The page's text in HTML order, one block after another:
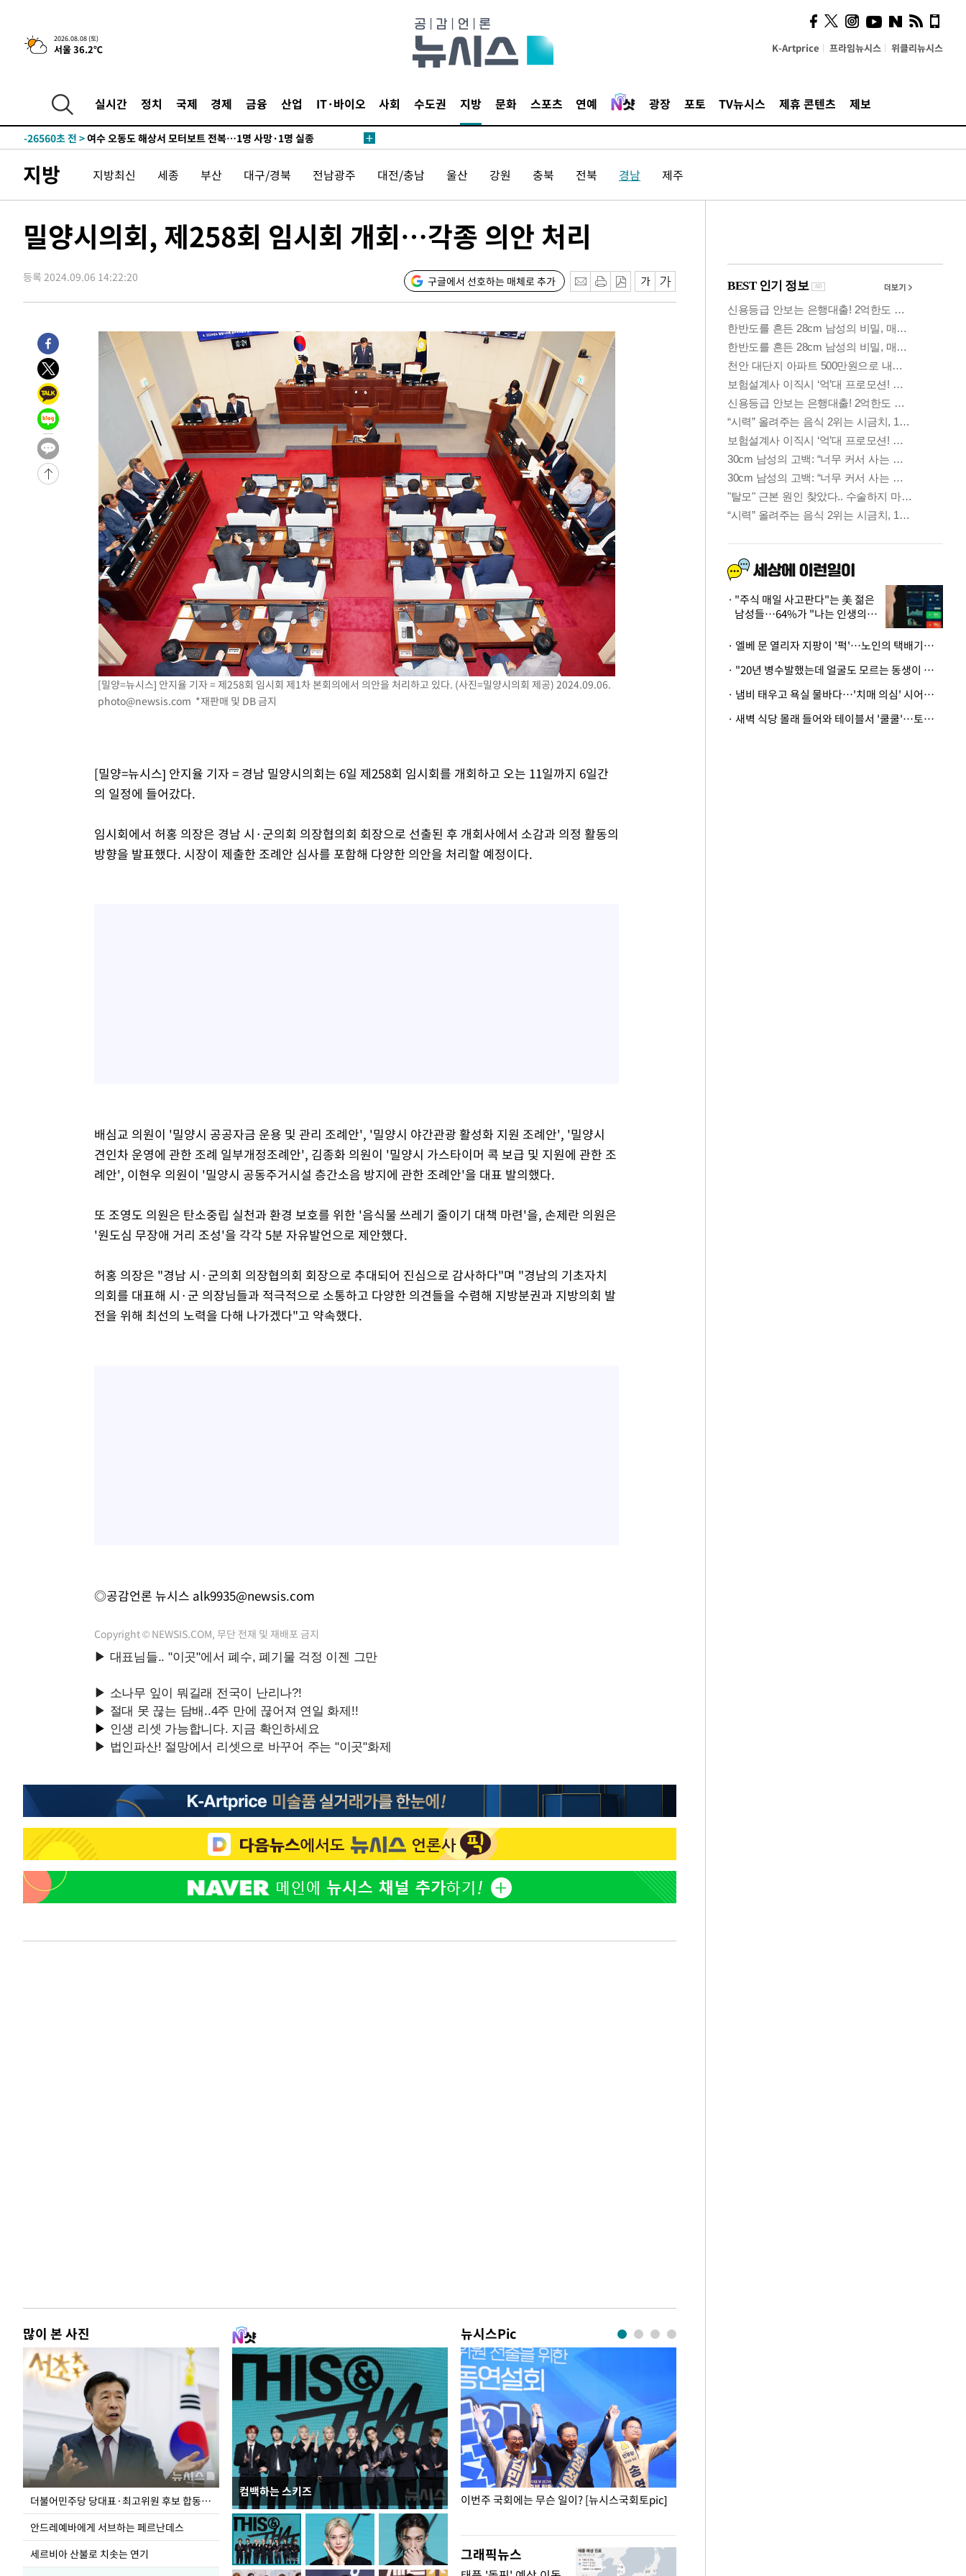
2026.08.08 (토)
서울 36.2℃ K-Artprice 프라임뉴시스 위클리뉴시스
실시간 정치 국제 경제 금융 산업 IT·바이오 사회 수도권 지방 문화 스포츠 연예 광장 포토 TV뉴시스 제휴 콘텐츠 제보
-69초 전 >[속보]뉴욕증시 상승 마감…S&P 0.6% 나스닥 1.3%↑
-29650초 전 >
선재도서 해루질 나섰다 실종 60대, 닷새 만에 숨진 채 발견
-27184초 전 >
-26560초 전 >여수 오동도 해상서 모터보트 전복…1명 사망·1명 실종
주 날씨]
-19805초 전 >
축구협회 "압수수색·성접대 논란 사과…쇄신의 기회로 삼겠다"
-18322초 전 >[속보]'압수수색·성접대 논란' 축구협회 "실망과 걱정 안겨드려 죄
-69초 전 >[속보]뉴욕증시 상승 마감…S&P 0.6% 나스닥 1.3%↑
-29650초 전 >선재도서 해루질 나섰다 실종 60대, 닷새 만에 숨진 채 발견
-27184초 전 >남자 농구, 나고야 아시안게임서 '홈팀' 일본과 한일전
-22787초 전 >
극한폭염 한풀 꺾이지만…'낮 최고 35도' 무더위, 열대야 계속[다음
주 날씨]
-19805초 전 >
축구협회 "압수수색·성접대 논란 사과…쇄신의 기회로 삼겠다"
-18322초 전 >
[속보]'압수수색·성접대 논란' 축구협회 "실망과 걱정 안겨드려 죄
송"
-6943초 전 >
'최고 37도' 폭염 지속…강원동해안 최대 150㎜ 비
-69초 전 >
[속보]뉴욕증시 상승 마감…S&P 0.6% 나스닥 1.3%↑
지방 지방최신 세종 부산 대구/경북 전남광주 대전/충남 울산 강원 충북 전북 경남 제주
밀양시의회, 제258회 임시회 개회…각종 의안 처리
등록 2024.09.06 14:22:20 구글에서 선호하는 매체로 추가
[밀양=뉴시스] 안지율 기자 = 제258회 임시회 제1차 본회의에서 의안을 처리하고 있다. (사진=밀양시의회 제공) 2024.09.06.
photo@newsis.com *재판매 및 DB 금지
[밀양=뉴시스] 안지율 기자 = 경남 밀양시의회는 6일 제258회 임시회를 개회하고 오는 11일까지 6일간
의 일정에 들어갔다.
임시회에서 허홍 의장은 경남 시·군의회 의장협의회 회장으로 선출된 후 개회사에서 소감과 의정 활동의
방향을 발표했다. 시장이 제출한 조례안 심사를 포함해 다양한 의안을 처리할 예정이다.
배심교 의원이 '밀양시 공공자금 운용 및 관리 조례안', '밀양시 야간관광 활성화 지원 조례안', '밀양시
견인차 운영에 관한 조례 일부개정조례안', 김종화 의원이 '밀양시 가스타이머 콕 보급 및 지원에 관한 조
례안', 이현우 의원이 '밀양시 공동주거시설 층간소음 방지에 관한 조례안'을 대표 발의했다.
또 조영도 의원은 탄소중립 실천과 환경 보호를 위한 '음식물 쓰레기 줄이기 대책 마련'을, 손제란 의원은
'원도심 무장애 거리 조성'을 각각 5분 자유발언으로 제안했다.
허홍 의장은 "경남 시·군의회 의장협의회 회장으로 추대되어 진심으로 감사하다"며 "경남의 기초자치
의회를 대표해 시·군 의장님들과 적극적으로 소통하고 다양한 의견들을 수렴해 지방분권과 지방의회 발
전을 위해 최선의 노력을 다해 나가겠다"고 약속했다.
◎공감언론 뉴시스 alk9935@newsis.com
Copyright © NEWSIS.COM, 무단 전재 및 재배포 금지
많이 본 사진
더불어민주당 당대표·최고위원 후보 합동연설회
안드레예바에게 서브하는 페르난데스
세르비아 산불로 치솟는 연기
컴백하는 스키즈
뉴시스Pic
이 대통령, 국가폭력 피해자에 위로·사과…"국가
가 책임지고 치유"
이번주 국회에는 무슨 일이? [뉴시스국회토pic]
그래픽뉴스
사이 해답 찾았죠"…알을
깨고 나온 '초자아'
"주식 매일 사고판다"는 美 젊은
남성들…64%가 "나는 인생의
· 엘베 문 열리자 지팡이 '퍽'…노인의 택배기사 폭행 이유
· "20년 병수발했는데 얼굴도 모르는 동생이 유산 절반을"…배다른 형제 상속권 있을까
· 냄비 태우고 욕실 물바다…'치매 의심' 시어머니 검사 권유했다가 '날벼락'
· 새벽 식당 몰래 들어와 테이블서 '쿨쿨'…토사물 남기고 사라진 남성